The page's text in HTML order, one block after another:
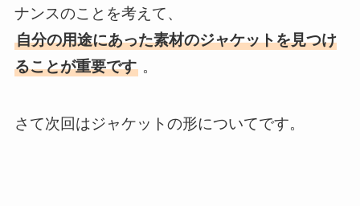
ナンスのことを考えて、
自分の用途にあった素材のジャケットを見つけ
ることが重要です。
さて次回はジャケットの形についてです。